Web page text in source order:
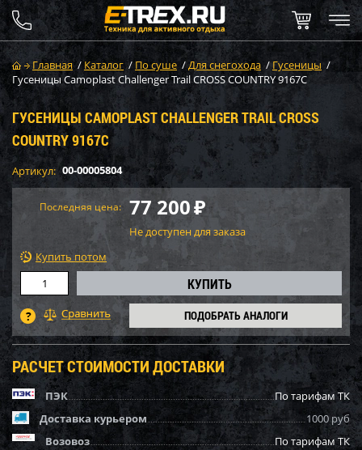
Главная / Каталог / По суше /Для снегохода /Гусеницы /
Гусеницы Camoplast Challenger Trail CROSS COUNTRY 9167C
ГУСЕНИЦЫ CAMOPLAST CHALLENGER TRAIL CROSS
COUNTRY 9167C
Артикул: 00-00005804
Последняя цена: 77 200₽
Не доступен для заказа
Купить потом
ПОДОБРАТЬ АНАЛОГИ
РАСЧЕТ СТОИМОСТИ ДОСТАВКИ
ПЭК
По тарифам ТК
Доставка курьером
1000 руб
Возовоз
По тарифам ТК